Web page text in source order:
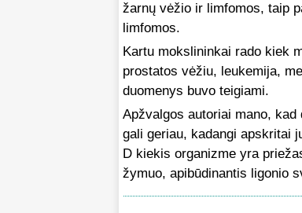
žarnų vėžio ir limfomos, taip
limfomos.
Kartu mokslininkai rado kiek
prostatos vėžiu, leukemija,
duomenys buvo teigiami.
Apžvalgos autoriai mano,
gali geriau, kadangi apskritai
D kiekis organizme yra
žymuo, apibūdinantis ligonio